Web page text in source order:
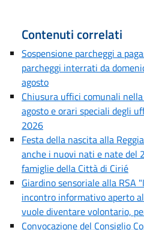
Contenuti correlati
Sospensione parcheggi a
parcheggi interrati da
agosto
Chiusura uffici comunali
agosto e orari speciali degli
2026
Festa della nascita alla
anche i nuovi nati e nate del
famiglie della Città di Cirié
Giardino sensoriale alla RSA
incontro informativo aperto
vuole diventare volontario,
Convocazione del Consiglio